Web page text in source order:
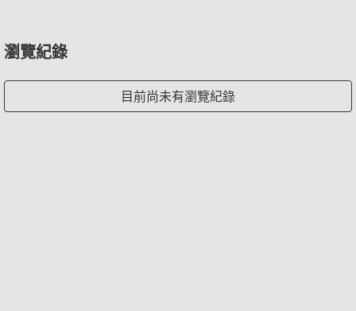
瀏覽紀錄
目前尚未有瀏覽紀錄